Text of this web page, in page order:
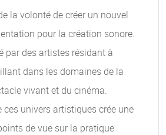
la volonté de créer un nouvel
pour la création sonore.
par des artistes résidant à
dans les domaines de la
vivant et du cinéma.
ces univers artistiques crée une
de vue sur la pratique